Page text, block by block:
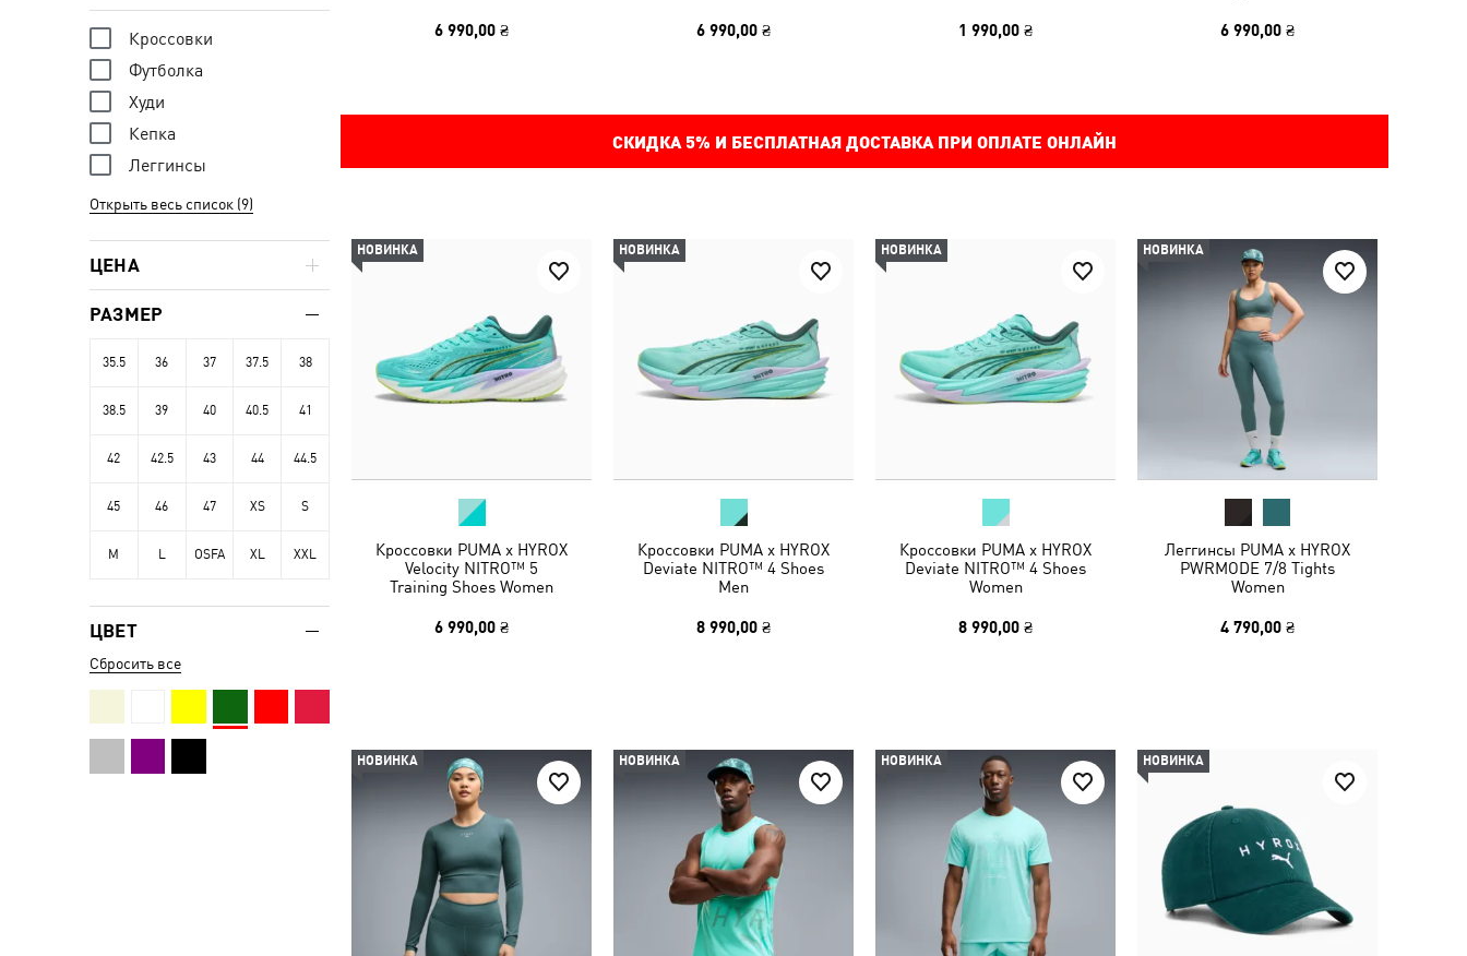
6 990,00 ₴ 6 990,00 ₴ 1 990,00 ₴ 6 990,00 ₴
СКИДКА 5% И БЕСПЛАТНАЯ ДОСТАВКА ПРИ ОПЛАТЕ ОНЛАЙН
НОВИНКА
Кроссовки PUMA x HYROX
Velocity NITRO™ 5
Training Shoes Women
6 990,00 ₴
НОВИНКА
Кроссовки PUMA x HYROX
Deviate NITRO™ 4 Shoes
Men
8 990,00 ₴
НОВИНКА
Кроссовки PUMA x HYROX
Deviate NITRO™ 4 Shoes
Women
8 990,00 ₴
НОВИНКА
Леггинсы PUMA x HYROX
PWRMODE 7/8 Tights
Women
4 790,00 ₴
НОВИНКА НОВИНКА НОВИНКА НОВИНКА
Кроссовки
Футболка
Худи
Кепка
Леггинсы
Открыть весь список (9)
ЦЕНА
РАЗМЕР
35.5 36 37 37.5 38
38.5 39 40 40.5 41
42 42.5 43 44 44.5
45 46 47 XS S
M L OSFA XL XXL
ЦВЕТ
Сбросить все